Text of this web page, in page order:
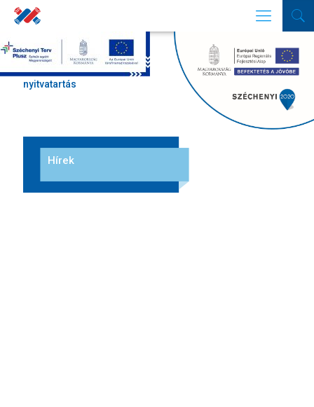
Ünnepi
nyitvatartás
Hírek